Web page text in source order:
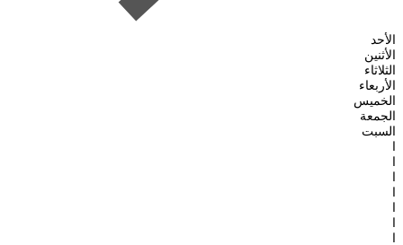
الأحد
الأثنين
الثلاثاء
الأربعاء
الخميس
الجمعة
السبت